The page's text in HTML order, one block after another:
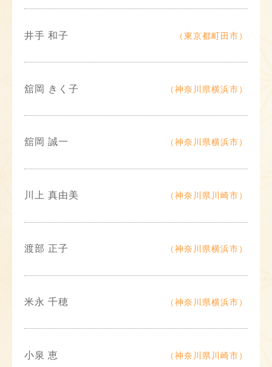
井手 和子 （東京都町田市）
舘岡 きく子 （神奈川県横浜市）
舘岡 誠一 （神奈川県横浜市）
川上 真由美 （神奈川県川崎市）
渡部 正子 （神奈川県横浜市）
米永 千穂 （神奈川県横浜市）
小泉 恵 （神奈川県川崎市）